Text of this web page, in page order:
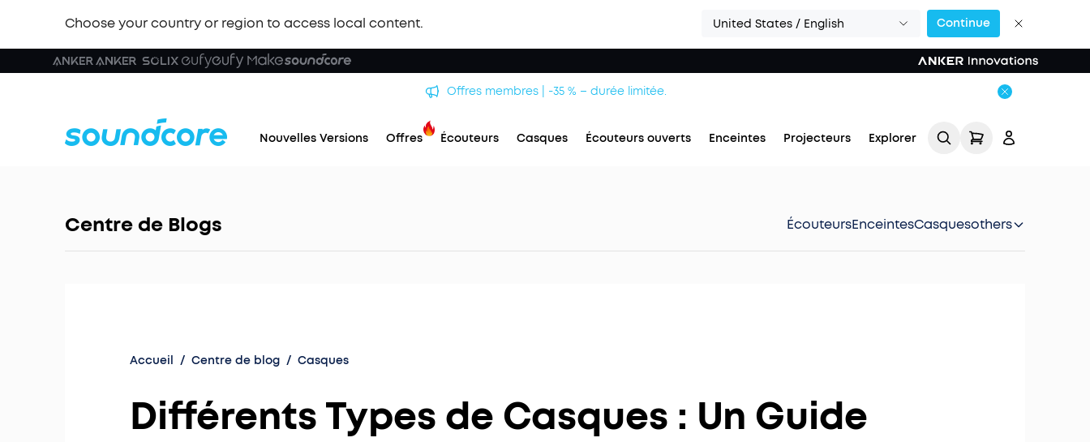
Choose your country or region to access local content. United States / English Continue
Offres membres | -35 % – durée limitée.
Nouvelles Versions Offres Écouteurs Casques Écouteurs ouverts Enceintes Projecteurs Explorer
Centre de Blogs ÉcouteursEnceintesCasquesothers
Accueil / Centre de blog / Casques
Différents Types de Casques : Un Guide